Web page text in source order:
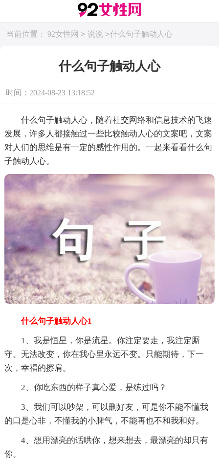
当前位置： 92女性网 > 说说 >什么句子触动人心
什么句子触动人心
时间：2024-08-23 13:18:52
什么句子触动人心，随着社交网络和信息技术的飞速
发展，许多人都接触过一些比较触动人心的文案吧，文案
对人们的思维是有一定的感性作用的。一起来看看什么句
子触动人心。
什么句子触动人心1
1、我是恒星，你是流星。你注定要走，我注定厮
守。无法改变，你在我心里永远不变。只能期待，下一
次，幸福的擦肩。
2、你吃东西的样子真心爱，是练过吗？
3、我们可以吵架，可以删好友，可是你不能不懂我
的口是心非，不懂我的小脾气，不能再也不和我和好。
4、想用漂亮的话哄你，想来想去，最漂亮的却只有
你。